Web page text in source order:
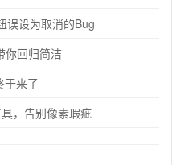
误设为取消的Bug
你回归简洁
于来了
，告别像素瑕疵